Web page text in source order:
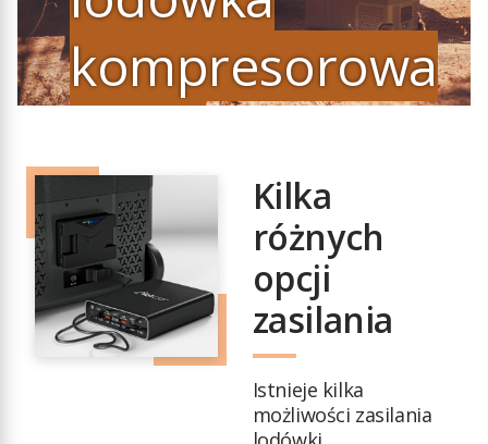
kompresorowa
TCX60 CARBON
Kilka
różnych
opcji
zasilania
Istnieje kilka
możliwości zasilania